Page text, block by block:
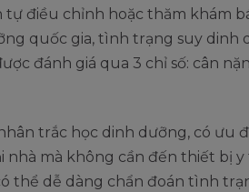
điều chỉnh hoặc thăm khám
quốc gia, tình trạng suy dinh
đánh giá qua 3 chỉ số: cân
trắc học dinh dưỡng, có ưu
nhà mà không cần đến thiết bị y
thể dễ dàng chẩn đoán tình